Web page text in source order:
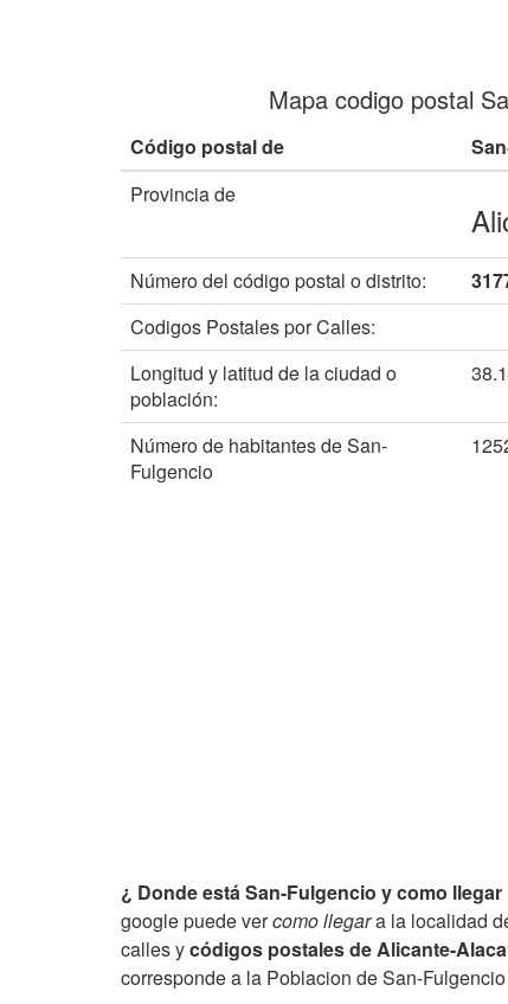
Mapa codigo postal
Código postal de
Provincia de
Número del código postal o distrito:
Codigos Postales por Calles:
Longitud y latitud de la ciudad o
población:
Número de habitantes de San-
Fulgencio
¿ Donde está San-Fulgencio y como llegar
google puede vercomo llegara la localidad
calles ycódigos postales de Alicante-
corresponde a la Poblacion de San-Fulgencio